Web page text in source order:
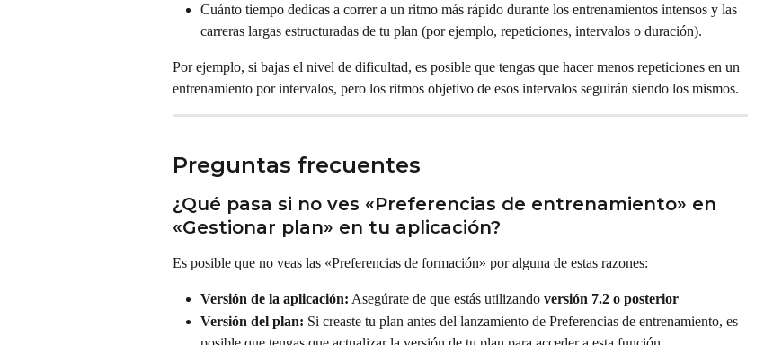
Cuánto tiempo dedicas a correr a un ritmo más rápido durante los entrenamientos intensos y las
carreras largas estructuradas de tu plan (por ejemplo, repeticiones, intervalos o duración).
Por ejemplo, si bajas el nivel de dificultad, es posible que tengas que hacer menos repeticiones en un
entrenamiento por intervalos, pero los ritmos objetivo de esos intervalos seguirán siendo los mismos.
Preguntas frecuentes
¿Qué pasa si no ves «Preferencias de entrenamiento» en
«Gestionar plan» en tu aplicación?
Es posible que no veas las «Preferencias de formación» por alguna de estas razones:
Versión de la aplicación: Asegúrate de que estás utilizando versión 7.2 o posterior
Versión del plan: Si creaste tu plan antes del lanzamiento de Preferencias de entrenamiento, es